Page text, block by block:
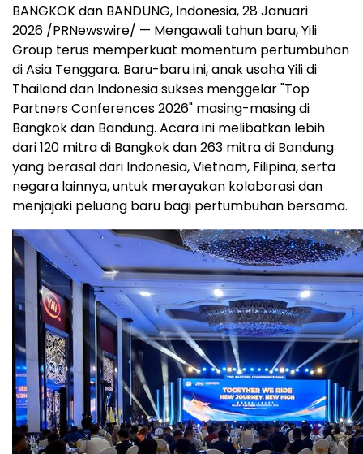
BANGKOK dan BANDUNG, Indonesia, 28 Januari
2026 /PRNewswire/ — Mengawali tahun baru, Yili
Group terus memperkuat momentum pertumbuhan
di Asia Tenggara. Baru-baru ini, anak usaha Yili di
Thailand dan Indonesia sukses menggelar "Top
Partners Conferences 2026" masing-masing di
Bangkok dan Bandung. Acara ini melibatkan lebih
dari 120 mitra di Bangkok dan 263 mitra di Bandung
yang berasal dari Indonesia, Vietnam, Filipina, serta
negara lainnya, untuk merayakan kolaborasi dan
menjajaki peluang baru bagi pertumbuhan bersama.